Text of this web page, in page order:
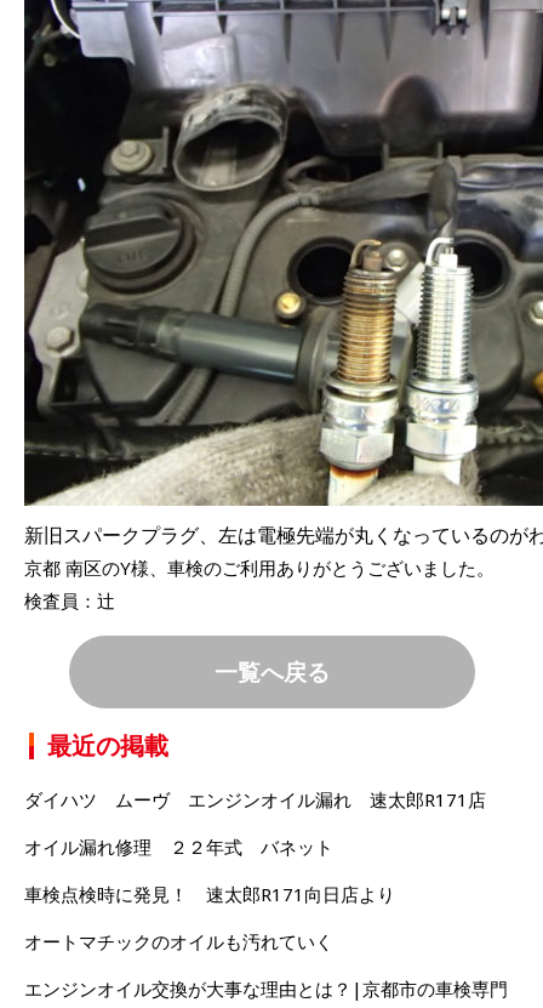
新旧スパークプラグ、左は電極先端が丸くなっているのが
京都 南区のY様、車検のご利用ありがとうございました。
検査員：辻
一覧へ戻る
最近の掲載
ダイハツ ムーヴ エンジンオイル漏れ 速太郎R171店
オイル漏れ修理 ２２年式 バネット
車検点検時に発見！ 速太郎R171向日店より
オートマチックのオイルも汚れていく
エンジンオイル交換が大事な理由とは？|京都市の車検専門